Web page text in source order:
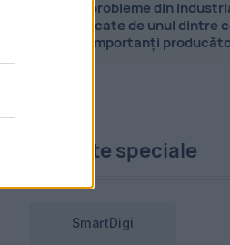
Marile probleme din
explicate de unul dintre
importanți
Proiecte speciale
SmartDigi